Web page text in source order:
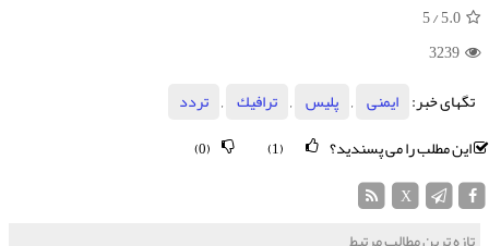
5.0
/ 5
3239
تگهای خبر:
ایمنی , پلیس , ترافیك ,
تردد
این مطلب را می پسندید؟
(0)